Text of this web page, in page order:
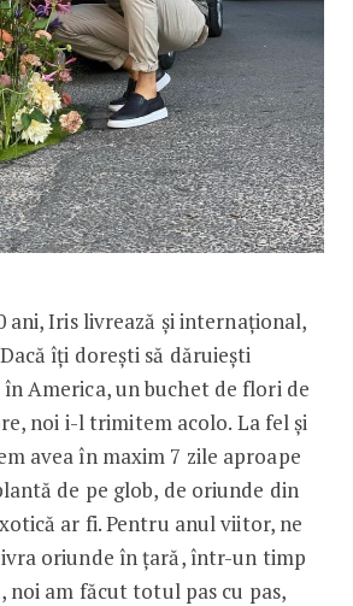
ani, Iris livrează și internațional,
îți dorești să dăruiești
în America, un buchet de flori de
noi i-l trimitem acolo. La fel și
avea în maxim 7 zile aproape
de pe glob, de oriunde din
ar fi. Pentru anul viitor, ne
oriunde în țară, într-un timp
noi am făcut totul pas cu pas,